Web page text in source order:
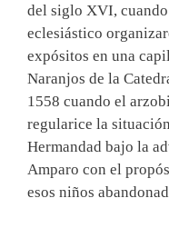
del siglo XVI,
eclesiástico
expósitos en una
Naranjos de la
1558 cuando el
regularice la
Hermandad bajo la
Amparo con el
esos niños